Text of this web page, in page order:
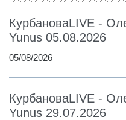
КурбановаLIVE -
Yunus 05.08.2026
05/08/2026
КурбановаLIVE -
Yunus 29.07.2026